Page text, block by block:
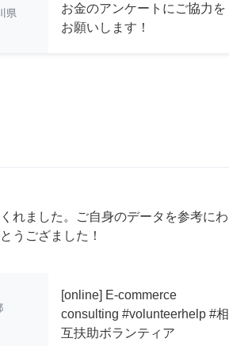
県
お金のアンケートにご協力を
お願いします！
れました。ご自身のデータを参考にわ
うござました！
[online] E-commerce
consulting #volunteerhelp #相
互扶助ボランティア